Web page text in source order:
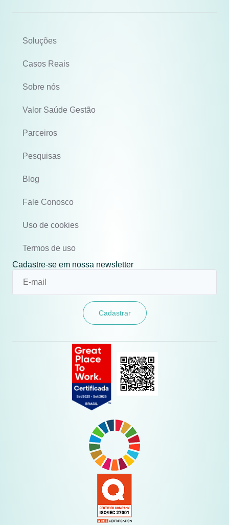
Soluções
Casos Reais
Sobre nós
Valor Saúde Gestão
Parceiros
Pesquisas
Blog
Fale Conosco
Uso de cookies
Termos de uso
Cadastre-se em nossa newsletter
Cadastrar